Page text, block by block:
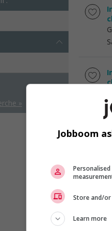
»
Jobboom
Store and/or
Learn more